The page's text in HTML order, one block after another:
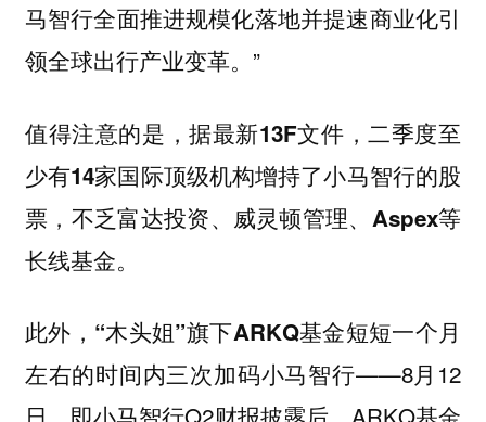
马智行全面推进规模化落地并提速商业化引
领全球出行产业变革。”
值得注意的是，据最新13F文件，二季度至
少有14家国际顶级机构增持了小马智行的股
票，不乏富达投资、威灵顿管理、Aspex等
长线基金。
此外， “木头姐”旗下ARKQ基金短短一个月
左右的时间内三次加码小马智行——8月12